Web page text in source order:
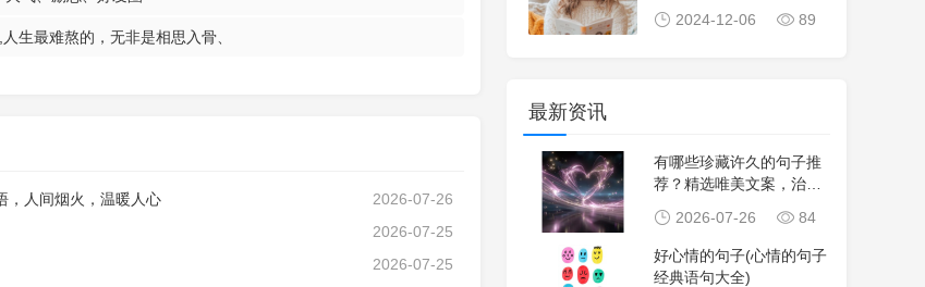
生最难熬的，无非是相思入骨、
2026-07-26
，人间烟火，温暖人心
2026-07-25
2026-07-25
2024-12-06
89
最新资讯
有哪些珍藏许久的句子推
荐？精选唯美文案，治愈
2026-07-26 84
好心情的句子(心情的句子
经典语句大全)